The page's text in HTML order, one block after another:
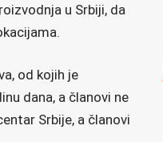
u Srbiji, da
od kojih je
dana, a članovi ne
Srbije, a članovi